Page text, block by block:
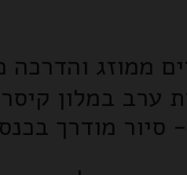
ממוזג והדרכה
ערב במלון קיסר
סיור מודרך